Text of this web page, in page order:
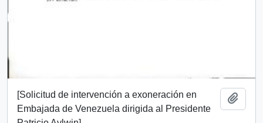
[Solicitud de intervención a exoneración en
Embajada de Venezuela dirigida al Presidente